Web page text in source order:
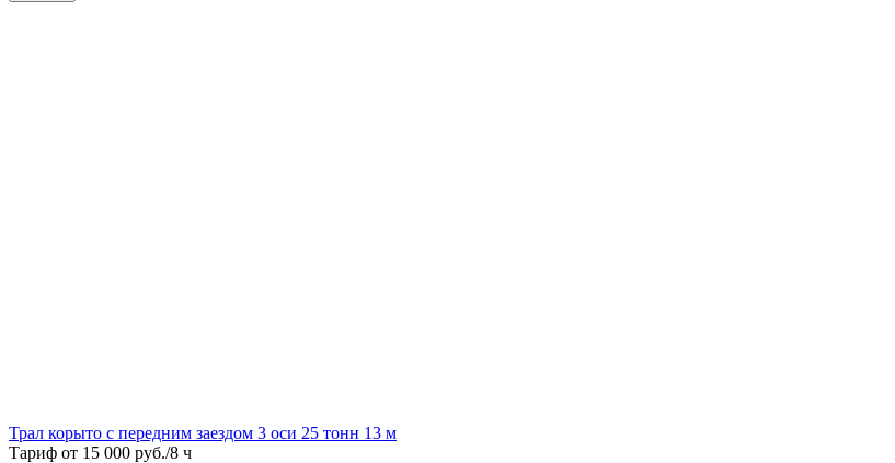
Трал корыто с передним заездом 3 оси 25 тонн 13 м
Тариф от 15 000 руб./8 ч